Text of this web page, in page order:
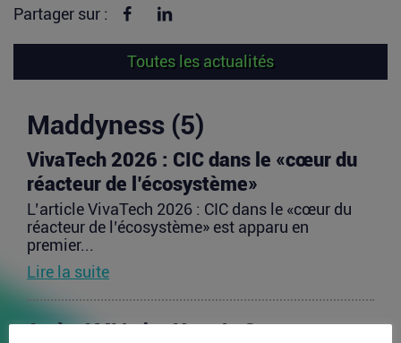
Partager sur : Partager sur Facebook
Toutes les actualités
Maddyness (5)
VivaTech 2026 : CIC dans le «cœur du
réacteur de l’écosystème»
L’article VivaTech 2026 : CIC dans le «cœur du
réacteur de l’écosystème» est apparu en
premier...
Lire la suite
Après AMI Labs, Yann LeCun veut